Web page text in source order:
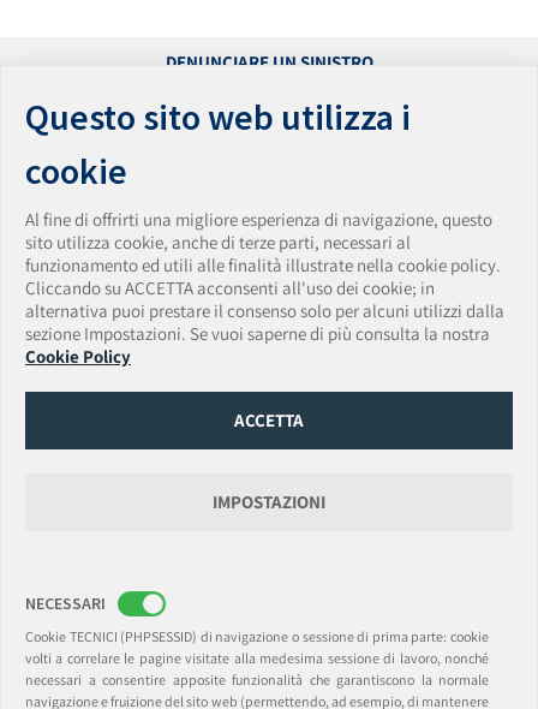
DENUNCIARE UN SINISTRO
ACCESSIBILITÀ
VULNERABILITY DISCLOSURE POLICY
AmTrust Assicurazioni S.p.A.
Sede Legale: Via Clerici • 14 • 20121 Milano • Italia
Tel. + 39 0283438150 • Fax + 39 0283438174
PEC: amtrust.assicurazioni@pec.it• Email:
amtrust.assicurazioni@amtrustgroup.com
Capitale Sociale € 5.500.000,00 • P.IVA e C.F. 01917540518 • Data iscrizione Registro
Numero REA MI-2562338 Provvedimento autorizzazione ISVAP n. 2595 del
14/03/2008
Gruppo di appartenenza AmTrust Financial Services, Inc. (AFSI).
Rappresentanza Generale per l’Italia: Via Clerici, 14 • 20121 Milano
Sede Legale: 6-8 College Green, Dublin 2, Ireland. D02 VP48 (Registered Office)
(t) +39.0283438150 • (f) +39.0283438174
PEC: amtrustsuccursaleitalia@legalmail.itEmail:milan@amtrustgroup.com
Capitale sociale e Riserve € 41.000.000,00 • C.F./P.I. 09477630967 R.I. Milano • REA
C.C.I.A.A. Milano 2093047
Questo sito web utilizza i
cookie
Al fine di offrirti una migliore esperienza di navigazione, questo
sito utilizza cookie, anche di terze parti, necessari al
funzionamento ed utili alle finalità illustrate nella cookie policy.
Cliccando su ACCETTA acconsenti all'uso dei cookie; in
alternativa puoi prestare il consenso solo per alcuni utilizzi dalla
sezione Impostazioni. Se vuoi saperne di più consulta la nostra
Cookie Policy
ACCETTA
IMPOSTAZIONI
NECESSARI
Cookie TECNICI (PHPSESSID) di navigazione o sessione di prima parte: cookie
volti a correlare le pagine visitate alla medesima sessione di lavoro, nonché
necessari a consentire apposite funzionalità che garantiscono la normale
navigazione e fruizione del sito web (permettendo, ad esempio, di mantenere